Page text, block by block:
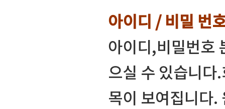
아이디 / 비밀 번
아이디,비밀번호
으실 수 있습니다
목이 보여집니다.